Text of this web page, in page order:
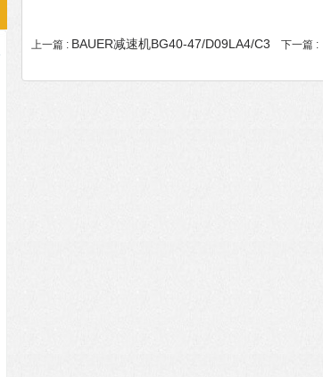
上一篇 : BAUER减速机BG40-47/D09LA4/C3 下一篇 :